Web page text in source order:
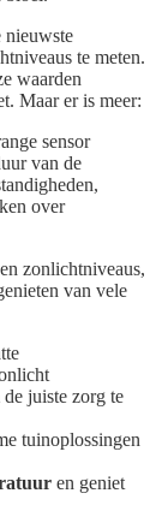
nieuwste
te meten.
waarden
Maar er is meer:
sensor
van de
over
zonlichtniveaus,
van vele
juiste zorg te
tuinoplossingen
en geniet